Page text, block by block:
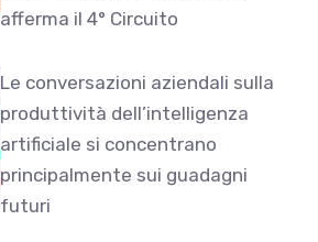
afferma il 4° Circuito
Le conversazioni aziendali sulla
produttività dell’intelligenza
artificiale si concentrano
principalmente sui guadagni
futuri